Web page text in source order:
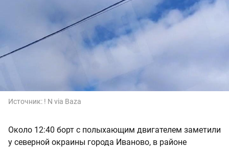
Источник: ! N via Baza
Около 12:40 борт с полыхающим двигателем заметили
у северной окраины города Иваново, в районе